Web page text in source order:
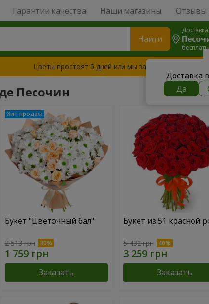
Гарантии качества Наши магазины Отзывы
Найти
Доставка
Доставка в
Да
Цветы простоят 5 дней или мы заменим букет
Песочин
Букет "Цветочный бал"
2 513 грн
Заказать
Букет из 51 красной
5 432 грн
Заказать